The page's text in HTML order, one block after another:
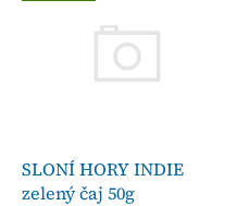
SLONÍ HORY INDIE
zelený čaj 50g